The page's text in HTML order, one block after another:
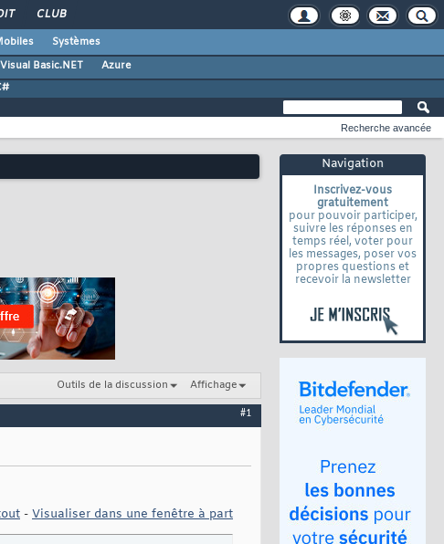
CLUB
Systèmes
Visual Basic.NET
Azure
Navigation
Inscrivez-vous
gratuitement
pour pouvoir participer,
suivre les réponses en
temps réel, voter pour
les messages, poser vos
propres questions et
recevoir la newsletter
Recherche avancée
Outils de la discussion Affichage
#1
- Visualiser dans une fenêtre à part